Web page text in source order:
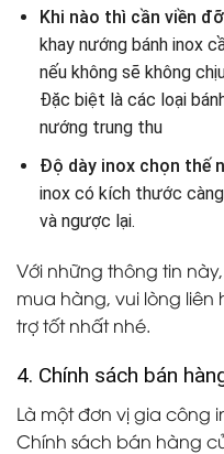
Khi nào thì cần viền
khay nướng bánh inox
nếu không sẽ không
Đặc biệt là các loại
nướng trung thu
Độ dày inox chọn thế
inox có kích thước
và ngược lại.
Với những thông tin
mua hàng, vui lòng
trợ tốt nhất nhé.
4. Chính sách bán
Là một đơn vị gia công
Chính sách bán hàng